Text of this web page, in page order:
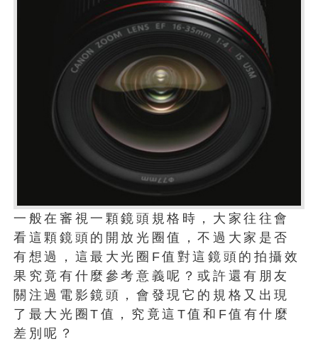
一般在審視一顆鏡頭規格時，大家往往會
看這顆鏡頭的開放光圈值，不過大家是否
有想過，這最大光圈F值對這鏡頭的拍攝效
果究竟有什麼參考意義呢？或許還有朋友
關注過電影鏡頭，會發現它的規格又出現
了最大光圈T值，究竟這T值和F值有什麼
差別呢？